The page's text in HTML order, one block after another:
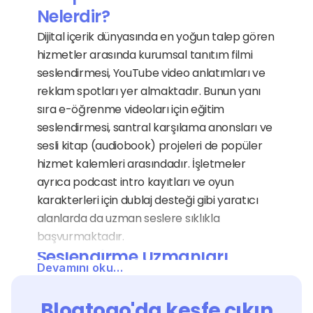
Nelerdir?
Dijital içerik dünyasında en yoğun talep gören
hizmetler arasında kurumsal tanıtım filmi
seslendirmesi, YouTube video anlatımları ve
reklam spotları yer almaktadır. Bunun yanı
sıra e-öğrenme videoları için eğitim
seslendirmesi, santral karşılama anonsları ve
sesli kitap (audiobook) projeleri de popüler
hizmet kalemleri arasındadır. İşletmeler
ayrıca podcast intro kayıtları ve oyun
karakterleri için dublaj desteği gibi yaratıcı
alanlarda da uzman seslere sıklıkla
başvurmaktadır.
Seslendirme Uzmanları
Hangi Sektörlere Hizmet
Verir?
Devamını oku…